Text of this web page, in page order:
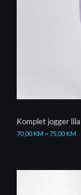
Komplet jogger lila
70,00 KM–75,00 KM